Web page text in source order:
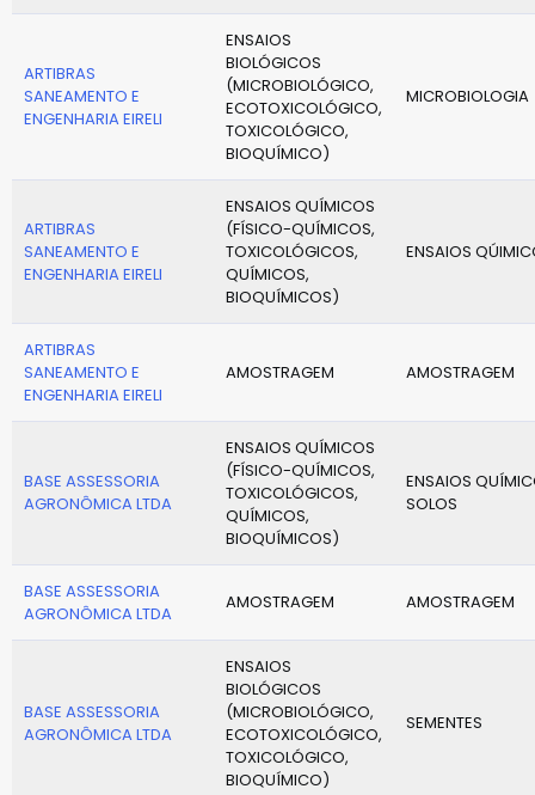
ARTIBRAS
SANEAMENTO E
ENGENHARIA EIRELI
ENSAIOS
BIOLÓGICOS
(MICROBIOLÓGICO,
ECOTOXICOLÓGICO,
TOXICOLÓGICO,
BIOQUÍMICO)
MICROBIOLOGIA
ARTIBRAS
SANEAMENTO E
ENGENHARIA EIRELI
ENSAIOS QUÍMICOS
(FÍSICO-QUÍMICOS,
TOXICOLÓGICOS,
QUÍMICOS,
BIOQUÍMICOS)
ENSAIOS
ARTIBRAS
SANEAMENTO E
ENGENHARIA EIRELI
AMOSTRAGEM AMOSTRAGEM
BASE ASSESSORIA
AGRONÔMICA LTDA
ENSAIOS QUÍMICOS
(FÍSICO-QUÍMICOS,
TOXICOLÓGICOS,
QUÍMICOS,
BIOQUÍMICOS)
ENSAIOS
SOLOS
BASE ASSESSORIA
AGRONÔMICA LTDA
AMOSTRAGEM AMOSTRAGEM
BASE ASSESSORIA
AGRONÔMICA LTDA
ENSAIOS
BIOLÓGICOS
(MICROBIOLÓGICO,
ECOTOXICOLÓGICO,
TOXICOLÓGICO,
BIOQUÍMICO)
SEMENTES